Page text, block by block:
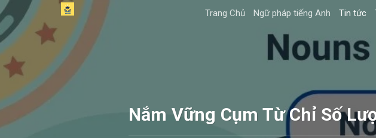
Skip
to
content
Trang Chủ Ngữ pháp tiếng Anh Tin tức
Nắm Vững Cụm Từ Chỉ Số